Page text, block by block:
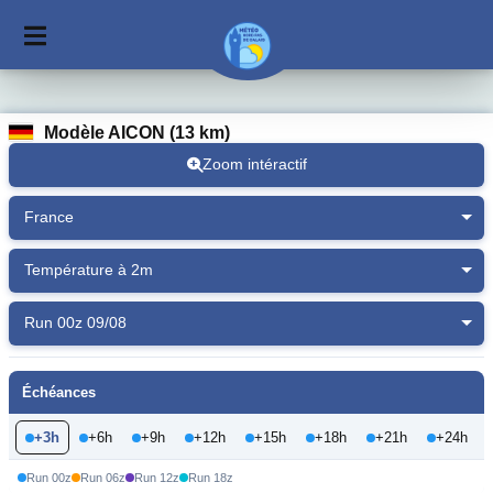
Modèle AICON (13 km)
Zoom intéractif
Échéances
+3h +6h +9h +12h +15h +18h +21h +24h
Run 00z Run 06z Run 12z Run 18z